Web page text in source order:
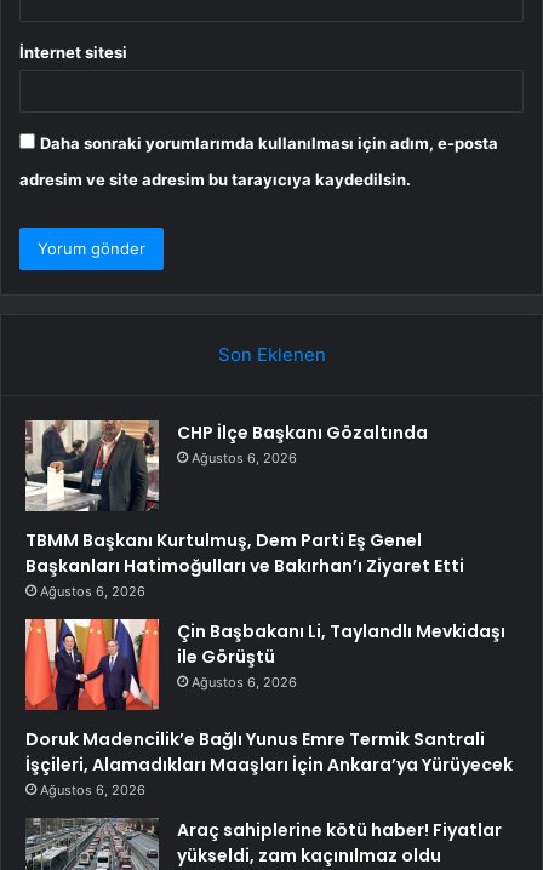
İnternet sitesi
Daha sonraki yorumlarımda kullanılması için adım, e-posta
adresim ve site adresim bu tarayıcıya kaydedilsin.
Son Eklenen
CHP İlçe Başkanı Gözaltında
Ağustos 6, 2026
TBMM Başkanı Kurtulmuş, Dem Parti Eş Genel
Başkanları Hatimoğulları ve Bakırhan’ı Ziyaret Etti
Ağustos 6, 2026
Çin Başbakanı Li, Taylandlı Mevkidaşı
ile Görüştü
Ağustos 6, 2026
Doruk Madencilik’e Bağlı Yunus Emre Termik Santrali
İşçileri, Alamadıkları Maaşları İçin Ankara’ya Yürüyecek
Ağustos 6, 2026
Araç sahiplerine kötü haber! Fiyatlar
yükseldi, zam kaçınılmaz oldu